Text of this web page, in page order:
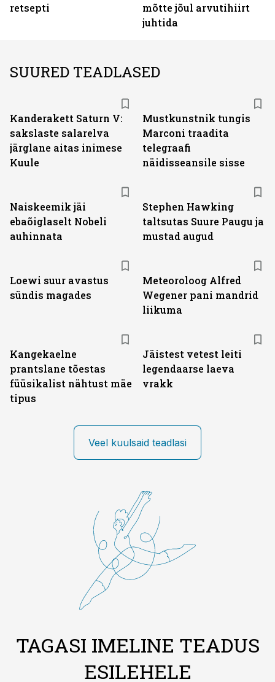
retsepti
mõtte jõul arvutihiirt
juhtida
SUURED TEADLASED
Kanderakett Saturn V:
sakslaste salarelva
järglane aitas inimese
Kuule
Mustkunstnik tungis
Marconi traadita
telegraafi
näidisseansile sisse
Naiskeemik jäi
ebaõiglaselt Nobeli
auhinnata
Stephen Hawking
taltsutas Suure Paugu ja
mustad augud
Loewi suur avastus
sündis magades
Meteoroloog Alfred
Wegener pani mandrid
liikuma
Kangekaelne
prantslane tõestas
füüsikalist nähtust mäe
tipus
Jäistest vetest leiti
legendaarse laeva
vrakk
Veel kuulsaid teadlasi
TAGASI IMELINE TEADUS
ESILEHELE